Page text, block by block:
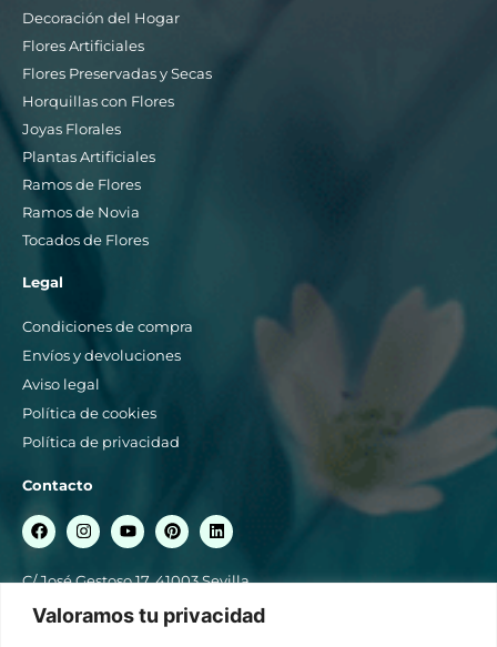
Valoramos tu privacidad
Decoración del Hogar
Flores Artificiales
Flores Preservadas y Secas
Horquillas con Flores
Joyas Florales
Plantas Artificiales
Ramos de Flores
Ramos de Novia
Tocados de Flores
Legal
Condiciones de compra
Envíos y devoluciones
Aviso legal
Política de cookies
Política de privacidad
Contacto
C/ José Gestoso 17, 41003 Sevilla
954 561 358 / 664 849 056